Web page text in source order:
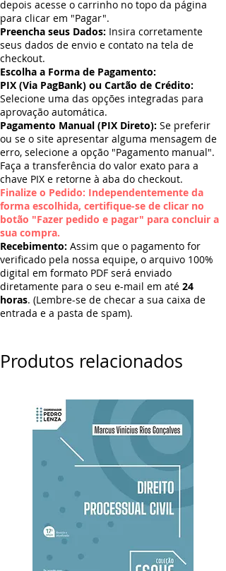
depois acesse o carrinho no topo da página
para clicar em "Pagar".
Preencha seus Dados: Insira corretamente
seus dados de envio e contato na tela de
checkout.
Escolha a Forma de Pagamento:
PIX (Via PagBank) ou Cartão de Crédito:
Selecione uma das opções integradas para
aprovação automática.
Pagamento Manual (PIX Direto): Se preferir
ou se o site apresentar alguma mensagem de
erro, selecione a opção "Pagamento manual".
Faça a transferência do valor exato para a
chave PIX e retorne à aba do checkout.
Finalize o Pedido: Independentemente da
forma escolhida, certifique-se de clicar no
botão "Fazer pedido e pagar" para concluir a
sua compra.
Recebimento: Assim que o pagamento for
verificado pela nossa equipe, o arquivo 100%
digital em formato PDF será enviado
diretamente para o seu e-mail em até 24
horas. (Lembre-se de checar a sua caixa de
entrada e a pasta de spam).
Produtos relacionados